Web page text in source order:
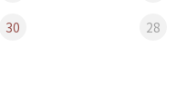
30 28